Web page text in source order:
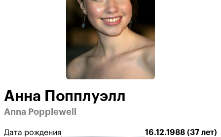
Анна Попплуэлл
Anna Popplewell
Дата рождения 16.12.1988 (37 лет)